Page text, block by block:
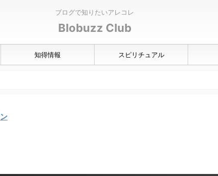
ブログで知りたいアレコレ
Blobuzz Club
知得情報 スピリチュアル